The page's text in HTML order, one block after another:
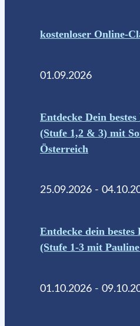
kostenloser Online-
01.09.2026
Entdecke Dein
(Stufe 1,2 & 3) mit
Österreich
25.09.2026 -
Entdecke dein
(Stufe 1-3 mit
01.10.2026 -